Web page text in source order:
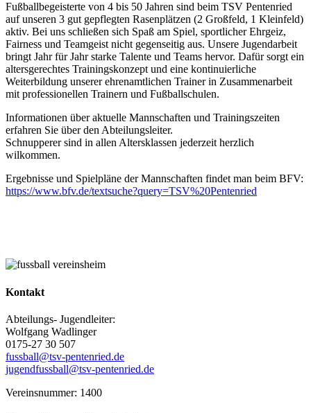
Fußballbegeisterte von 4 bis 50 Jahren sind beim TSV Pentenried
auf unseren 3 gut gepflegten Rasenplätzen (2 Großfeld, 1 Kleinfeld)
aktiv. Bei uns schließen sich Spaß am Spiel, sportlicher Ehrgeiz,
Fairness und Teamgeist nicht gegenseitig aus. Unsere Jugendarbeit
bringt Jahr für Jahr starke Talente und Teams hervor. Dafür sorgt ein
altersgerechtes Trainingskonzept und eine kontinuierliche
Weiterbildung unserer ehrenamtlichen Trainer in Zusammenarbeit
mit professionellen Trainern und Fußballschulen.
Informationen über aktuelle Mannschaften und Trainingszeiten
erfahren Sie über den Abteilungsleiter.
Schnupperer sind in allen Altersklassen jederzeit herzlich
wilkommen.
Ergebnisse und Spielpläne der Mannschaften findet man beim BFV:
https://www.bfv.de/textsuche?query=TSV%20Pentenried
Kontakt
Abteilungs- Jugendleiter:
Wolfgang Wadlinger
0175-27 30 507
fussball@tsv-pentenried.de
jugendfussball@tsv-pentenried.de
Vereinsnummer: 1400